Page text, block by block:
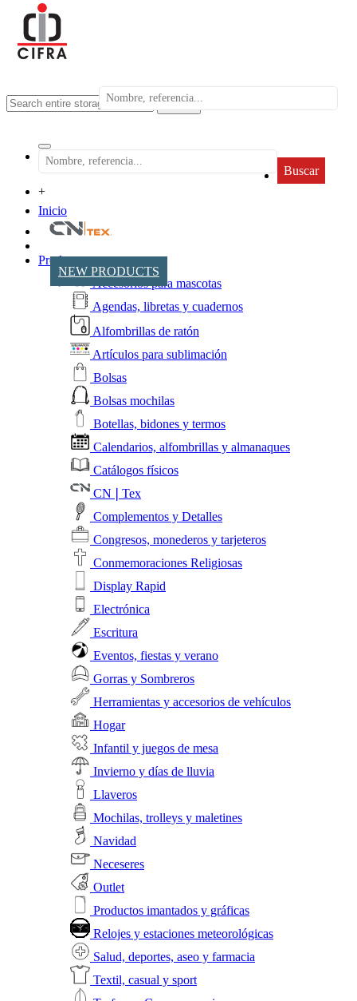
search
Buscar
+
Inicio
NEW PRODUCTS
Productos
Accesorios para mascotas
Agendas, libretas y cuadernos
Alfombrillas de ratón
Artículos para sublimación
Bolsas
Bolsas mochilas
Botellas, bidones y termos
Calendarios, alfombrillas y almanaques
Catálogos físicos
CN❘Tex
Complementos y Detalles
Congresos, monederos y tarjeteros
Conmemoraciones Religiosas
Display Rapid
Electrónica
Escritura
Eventos, fiestas y verano
Gorras y Sombreros
Herramientas y accesorios de vehículos
Hogar
Infantil y juegos de mesa
Invierno y días de lluvia
Llaveros
Mochilas, trolleys y maletines
Navidad
Neceseres
Outlet
Productos imantados y gráficas
Relojes y estaciones meteorológicas
Salud, deportes, aseo y farmacia
Textil, casual y sport